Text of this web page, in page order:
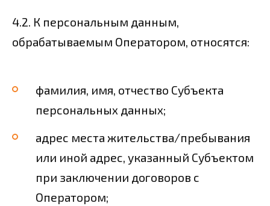
4.2. К персональным данным,
обрабатываемым Оператором, относятся:
фамилия, имя, отчество Субъекта
персональных данных;
адрес места жительства/пребывания
или иной адрес, указанный Субъектом
при заключении договоров с
Оператором;